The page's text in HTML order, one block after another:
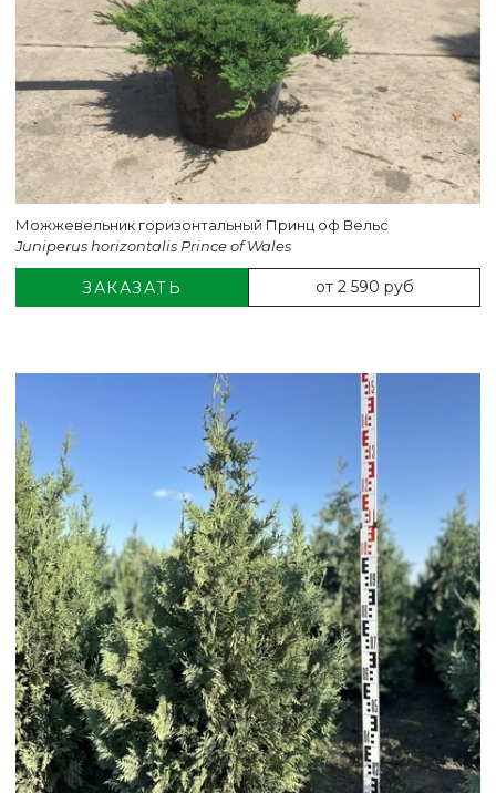
Можжевельник горизонтальный Принц оф Вельс
Juniperus horizontalis Prince of Wales
ЗАКАЗАТЬ от 2 590 руб